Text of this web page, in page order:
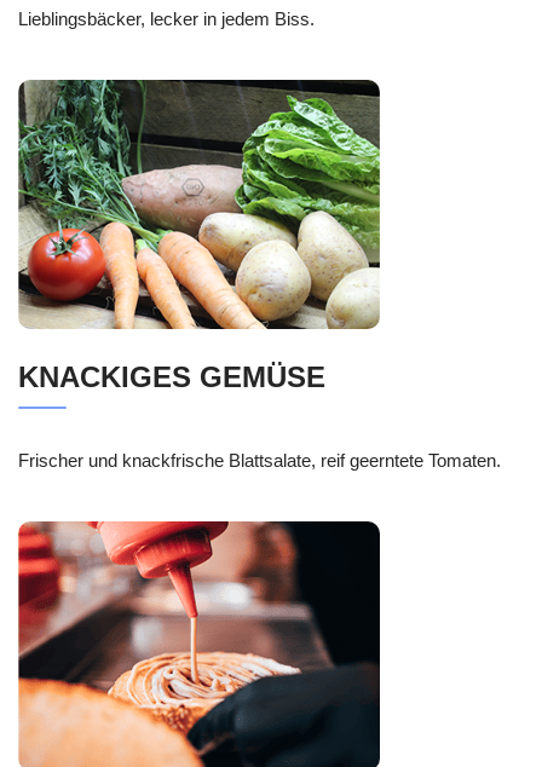
Lieblingsbäcker, lecker in jedem Biss.
KNACKIGES GEMÜSE
Frischer und knackfrische Blattsalate, reif geerntete Tomaten.